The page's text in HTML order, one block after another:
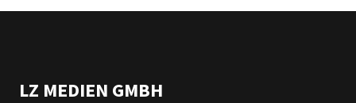
LZ MEDIEN GMBH